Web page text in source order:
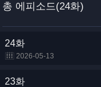
총 에피소드(24화)
24화
2026-05-13
23화